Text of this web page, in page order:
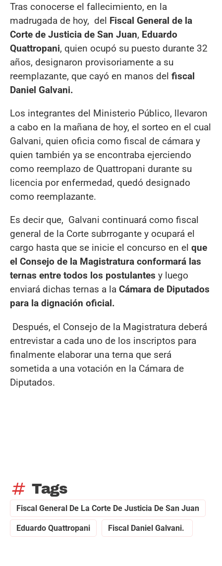
Tras conocerse el fallecimiento, en la
madrugada de hoy, del Fiscal General de la
Corte de Justicia de San Juan, Eduardo
Quattropani, quien ocupó su puesto durante 32
años, designaron provisoriamente a su
reemplazante, que cayó en manos del fiscal
Daniel Galvani.
Los integrantes del Ministerio Público, llevaron
a cabo en la mañana de hoy, el sorteo en el cual
Galvani, quien oficia como fiscal de cámara y
quien también ya se encontraba ejerciendo
como reemplazo de Quattropani durante su
licencia por enfermedad, quedó designado
como reemplazante.
Es decir que, Galvani continuará como fiscal
general de la Corte subrrogante y ocupará el
cargo hasta que se inicie el concurso en el que
el Consejo de la Magistratura conformará las
ternas entre todos los postulantes y luego
enviará dichas ternas a la Cámara de Diputados
para la dignación oficial.
Después, el Consejo de la Magistratura deberá
entrevistar a cada uno de los inscriptos para
finalmente elaborar una terna que será
sometida a una votación en la Cámara de
Diputados.
tag Tags
Fiscal General De La Corte De Justicia De San Juan
Eduardo Quattropani Fiscal Daniel Galvani.